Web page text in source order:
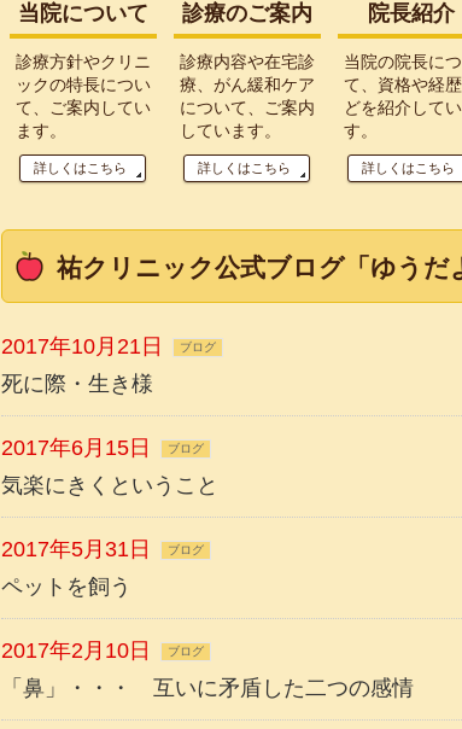
当院について
診療方針やクリニ
ックの特長につい
て、ご案内してい
ます。
詳しくはこちら
診療のご案内
診療内容や在宅診
療、がん緩和ケア
について、ご案内
しています。
詳しくはこちら
院長紹介
当院の院長に
て、資格や経
どを紹介して
す。
詳しくはこちら
祐クリニック公式ブログ「ゆうだ
2017年10月21日 ブログ
死に際・生き様
2017年6月15日 ブログ
気楽にきくということ
2017年5月31日 ブログ
ペットを飼う
2017年2月10日 ブログ
「鼻」・・・ 互いに矛盾した二つの感情